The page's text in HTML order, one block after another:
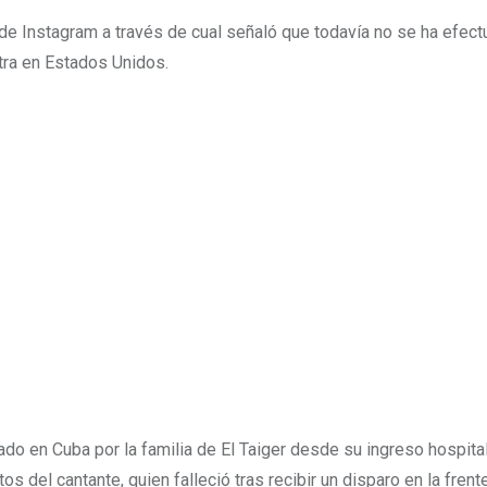
Instagram a través de cual señaló que todavía no se ha
en Estados Unidos.
en Cuba por la familia de El Taiger desde su ingreso
del cantante, quien falleció tras recibir un disparo en la